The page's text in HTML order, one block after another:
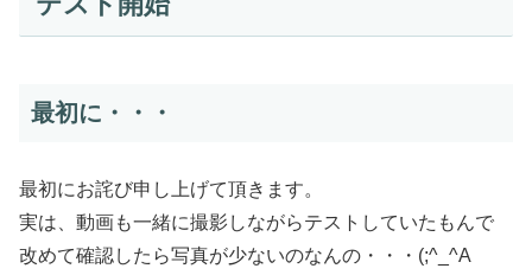
最初に・・・
最初にお詫び申し上げて頂きます。
実は、動画も一緒に撮影しながらテストしていたもんで
改めて確認したら写真が少ないのなんの・・・(;^_^A